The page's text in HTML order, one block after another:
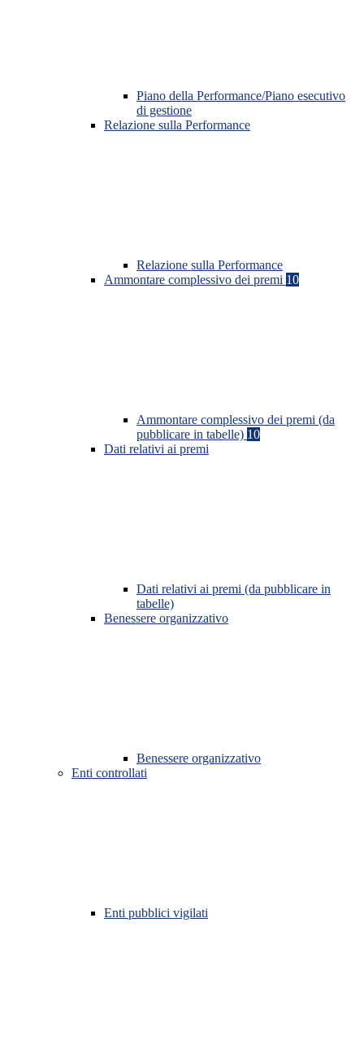
Piano della Performance/Piano esecutivo
di gestione
Relazione sulla Performance
Relazione sulla Performance
Ammontare complessivo dei premi 10
Ammontare complessivo dei premi (da
pubblicare in tabelle) 10
Dati relativi ai premi
Dati relativi ai premi (da pubblicare in
tabelle)
Benessere organizzativo
Benessere organizzativo
Enti controllati
Enti pubblici vigilati